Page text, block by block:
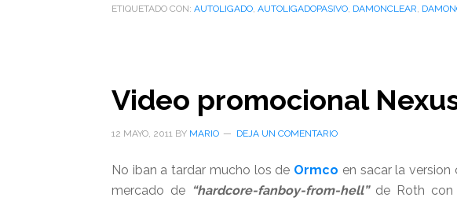
brackets
ETIQUETADO CON: AUTOLIGADO, AUTOLIGADOPASIVO, DAMONCLEAR,
Video promocional
12 MAYO, 2011 BY MARIO DEJA UN COMENTARIO
No iban a tardar mucho los de Ormco en sacar la version
mercado de “hardcore-fanboy-from-hell” de Roth